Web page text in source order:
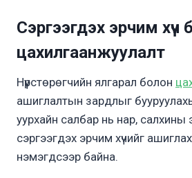
Сэргээгдэх эрчим хүч
цахилгаанжуулалт
Нүүрстөрөгчийн ялгарал болон
ашиглалтын зардлыг
уурхайн салбар нь нар, салхины
сэргээгдэх эрчим хүчийг
нэмэгдсээр байна.